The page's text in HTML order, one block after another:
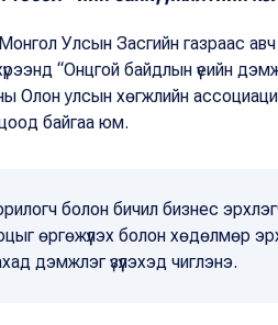
Улсын Засгийн газраас авч
“Онцгой байдлын үеийн
улсын хөгжлийн
байгаа юм.
болон бичил бизнес
өргөжүүлэх болон хөдөлмөр
дэмжлэг үзүүлэхэд чиглэнэ.